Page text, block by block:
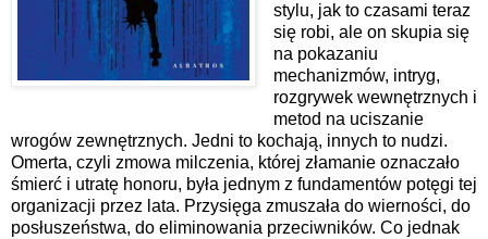
stylu, jak to czasami teraz
się robi, ale on skupia się
na pokazaniu
mechanizmów, intryg,
rozgrywek wewnętrznych i
metod na uciszanie
wrogów zewnętrznych. Jedni to kochają, innych to nudzi.
Omerta, czyli zmowa milczenia, której złamanie oznaczało
śmierć i utratę honoru, była jednym z fundamentów potęgi tej
organizacji przez lata. Przysięga zmuszała do wierności, do
posłuszeństwa, do eliminowania przeciwników. Co jednak